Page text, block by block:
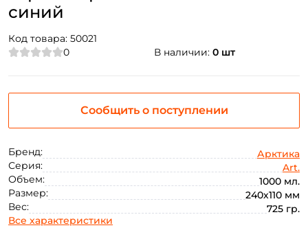
синий
Код товара: 50021
0
В наличии: 0 шт
Бренд:
Арктика
Серия:
Art.
Объем:
1000 мл.
Размер:
240х110 мм
Вес:
725 гр.
Все характеристики
Сообщить о поступлении